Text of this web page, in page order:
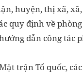
huyện, thị xã,
quy định về
dẫn công tác
trận Tổ quốc,